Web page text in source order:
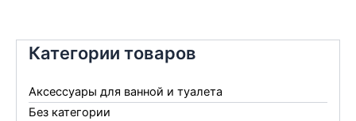
Категории товаров
Аксессуары для ванной и туалета
Без категории